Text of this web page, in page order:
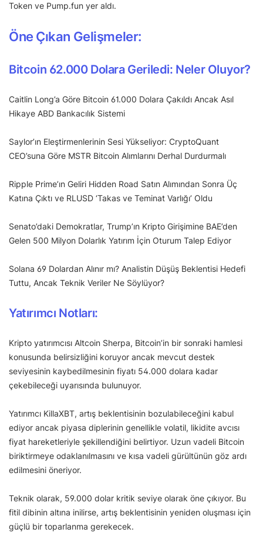
Token ve Pump.fun yer aldı.
Öne Çıkan Gelişmeler:
Bitcoin 62.000 Dolara Geriledi: Neler Oluyor?
Caitlin Long’a Göre Bitcoin 61.000 Dolara Çakıldı Ancak Asıl
Hikaye ABD Bankacılık Sistemi
Saylor’ın Eleştirmenlerinin Sesi Yükseliyor: CryptoQuant
CEO’suna Göre MSTR Bitcoin Alımlarını Derhal Durdurmalı
Ripple Prime’ın Geliri Hidden Road Satın Alımından Sonra Üç
Katına Çıktı ve RLUSD ‘Takas ve Teminat Varlığı’ Oldu
Senato’daki Demokratlar, Trump’ın Kripto Girişimine BAE’den
Gelen 500 Milyon Dolarlık Yatırım İçin Oturum Talep Ediyor
Solana 69 Dolardan Alınır mı? Analistin Düşüş Beklentisi Hedefi
Tuttu, Ancak Teknik Veriler Ne Söylüyor?
Yatırımcı Notları:
Kripto yatırımcısı Altcoin Sherpa, Bitcoin’in bir sonraki hamlesi
konusunda belirsizliğini koruyor ancak mevcut destek
seviyesinin kaybedilmesinin fiyatı 54.000 dolara kadar
çekebileceği uyarısında bulunuyor.
Yatırımcı KillaXBT, artış beklentisinin bozulabileceğini kabul
ediyor ancak piyasa diplerinin genellikle volatil, likidite avcısı
fiyat hareketleriyle şekillendiğini belirtiyor. Uzun vadeli Bitcoin
biriktirmeye odaklanılmasını ve kısa vadeli gürültünün göz ardı
edilmesini öneriyor.
Teknik olarak, 59.000 dolar kritik seviye olarak öne çıkıyor. Bu
fitil dibinin altına inilirse, artış beklentisinin yeniden oluşması için
güçlü bir toparlanma gerekecek.